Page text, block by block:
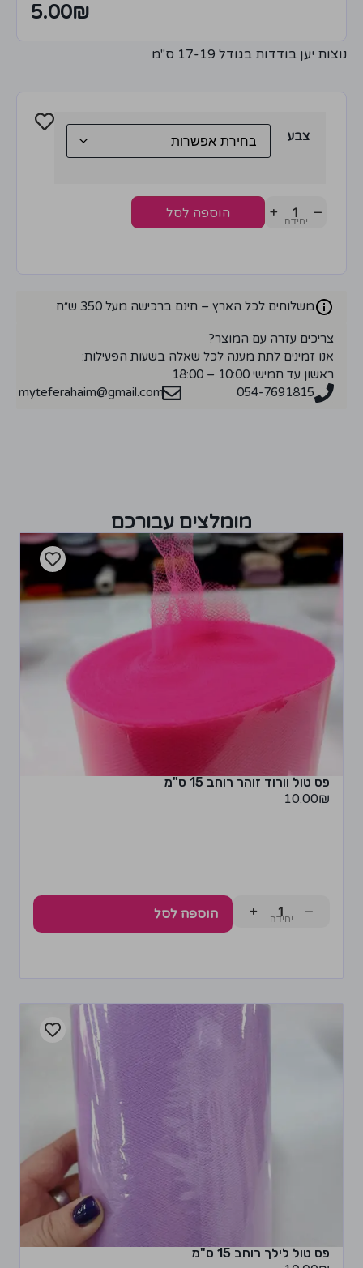
5.00₪
נוצות יען בודדות בגודל 17-19 ס"מ
צבע
−
+ הוספה לסל
משלוחים לכל הארץ – חינם ברכישה מעל 350 ש״ח
צריכים עזרה עם המוצר?
אנו זמינים לתת מענה לכל שאלה בשעות הפעילות:
ראשון עד חמישי 10:00 – 18:00
054-7691815
myteferahaim@gmail.com
מומלצים עבורכם
פס טול וורוד זוהר רוחב 15 ס"מ
10.00₪
−
+ הוספה לסל
פס טול לילך רוחב 15 ס"מ